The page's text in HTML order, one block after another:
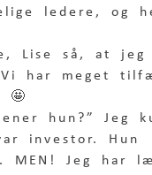
ledere, og
Lise så, at jeg
har meget
🤩
hun?” Jeg
investor. Hun
MEN! Jeg har